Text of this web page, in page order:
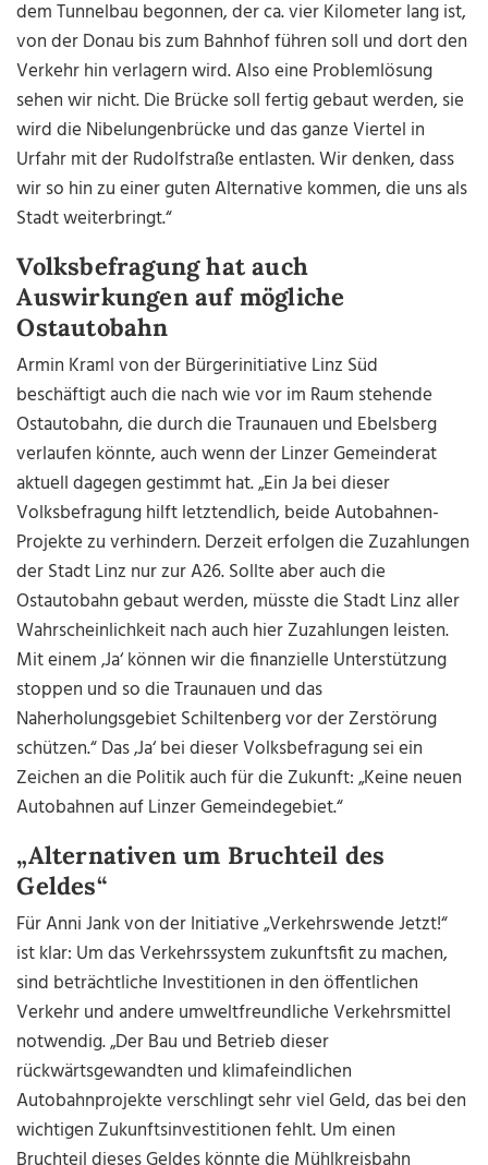
dem Tunnelbau begonnen, der ca. vier Kilometer lang ist,
von der Donau bis zum Bahnhof führen soll und dort den
Verkehr hin verlagern wird. Also eine Problemlösung
sehen wir nicht. Die Brücke soll fertig gebaut werden, sie
wird die Nibelungenbrücke und das ganze Viertel in
Urfahr mit der Rudolfstraße entlasten. Wir denken, dass
wir so hin zu einer guten Alternative kommen, die uns als
Stadt weiterbringt.“
Volksbefragung hat auch
Auswirkungen auf mögliche
Ostautobahn
Armin Kraml von der Bürgerinitiative Linz Süd
beschäftigt auch die nach wie vor im Raum stehende
Ostautobahn, die durch die Traunauen und Ebelsberg
verlaufen könnte, auch wenn der Linzer Gemeinderat
aktuell dagegen gestimmt hat. „Ein Ja bei dieser
Volksbefragung hilft letztendlich, beide Autobahnen-
Projekte zu verhindern. Derzeit erfolgen die Zuzahlungen
der Stadt Linz nur zur A26. Sollte aber auch die
Ostautobahn gebaut werden, müsste die Stadt Linz aller
Wahrscheinlichkeit nach auch hier Zuzahlungen leisten.
Mit einem ‚Ja‘ können wir die finanzielle Unterstützung
stoppen und so die Traunauen und das
Naherholungsgebiet Schiltenberg vor der Zerstörung
schützen.“ Das ‚Ja‘ bei dieser Volksbefragung sei ein
Zeichen an die Politik auch für die Zukunft: „Keine neuen
Autobahnen auf Linzer Gemeindegebiet.“
„Alternativen um Bruchteil des
Geldes“
Für Anni Jank von der Initiative „Verkehrswende Jetzt!“
ist klar: Um das Verkehrssystem zukunftsfit zu machen,
sind beträchtliche Investitionen in den öffentlichen
Verkehr und andere umweltfreundliche Verkehrsmittel
notwendig. „Der Bau und Betrieb dieser
rückwärtsgewandten und klimafeindlichen
Autobahnprojekte verschlingt sehr viel Geld, das bei den
wichtigen Zukunftsinvestitionen fehlt. Um einen